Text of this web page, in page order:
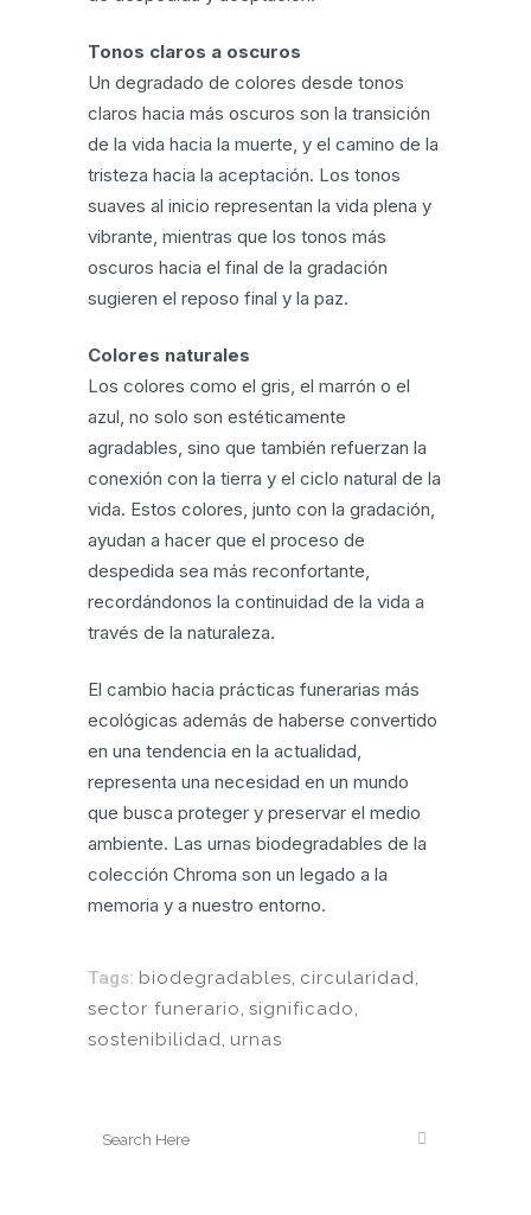
Tonos claros a oscuros
Un degradado de colores desde tonos
claros hacia más oscuros son la transición
de la vida hacia la muerte, y el camino de la
tristeza hacia la aceptación. Los tonos
suaves al inicio representan la vida plena y
vibrante, mientras que los tonos más
oscuros hacia el final de la gradación
sugieren el reposo final y la paz.
Colores naturales
Los colores como el gris, el marrón o el
azul, no solo son estéticamente
agradables, sino que también refuerzan la
conexión con la tierra y el ciclo natural de la
vida. Estos colores, junto con la gradación,
ayudan a hacer que el proceso de
despedida sea más reconfortante,
recordándonos la continuidad de la vida a
través de la naturaleza.
El cambio hacia prácticas funerarias más
ecológicas además de haberse convertido
en una tendencia en la actualidad,
representa una necesidad en un mundo
que busca proteger y preservar el medio
ambiente. Las urnas biodegradables de la
colección Chroma son un legado a la
memoria y a nuestro entorno.
Tags: biodegradables, circularidad,
sector funerario, significado,
sostenibilidad, urnas